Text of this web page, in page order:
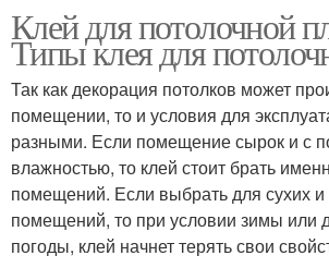
Клей для потолочной
Типы клея для
Так как декорация потолков может
помещении, то и условия для
разными. Если помещение сырок и с
влажностью, то клей стоит брать
помещений. Если выбрать для сухих
помещений, то при условии зимы или
погоды, клей начнет терять свои